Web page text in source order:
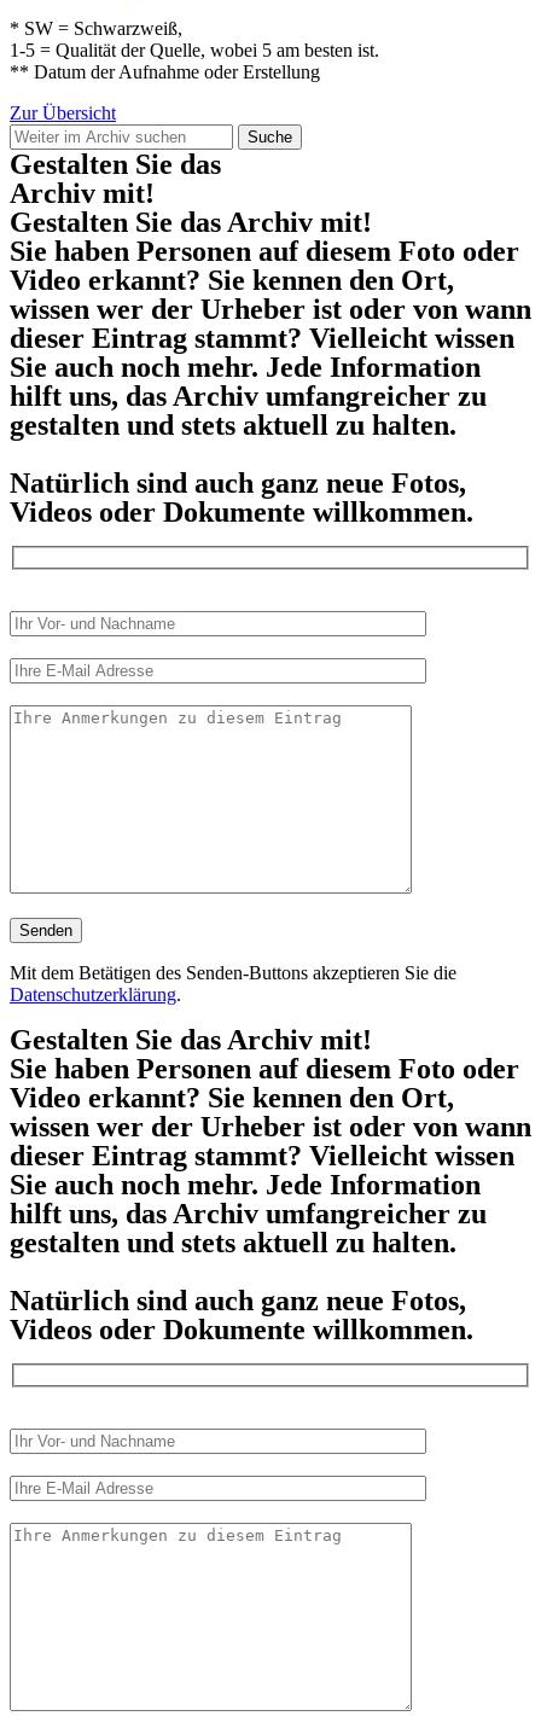
* SW = Schwarzweiß,
1-5 = Qualität der Quelle, wobei 5 am besten ist.
** Datum der Aufnahme oder Erstellung
Zur Übersicht
Suche
Gestalten Sie das
Archiv mit!
Gestalten Sie das Archiv mit!
Sie haben Personen auf diesem Foto oder
Video erkannt? Sie kennen den Ort,
wissen wer der Urheber ist oder von wann
dieser Eintrag stammt? Vielleicht wissen
Sie auch noch mehr. Jede Information
hilft uns, das Archiv umfangreicher zu
gestalten und stets aktuell zu halten.
Natürlich sind auch ganz neue Fotos,
Videos oder Dokumente willkommen.
Mit dem Betätigen des Senden-Buttons akzeptieren Sie die
Datenschutzerklärung.
Gestalten Sie das Archiv mit!
Sie haben Personen auf diesem Foto oder
Video erkannt? Sie kennen den Ort,
wissen wer der Urheber ist oder von wann
dieser Eintrag stammt? Vielleicht wissen
Sie auch noch mehr. Jede Information
hilft uns, das Archiv umfangreicher zu
gestalten und stets aktuell zu halten.
Natürlich sind auch ganz neue Fotos,
Videos oder Dokumente willkommen.